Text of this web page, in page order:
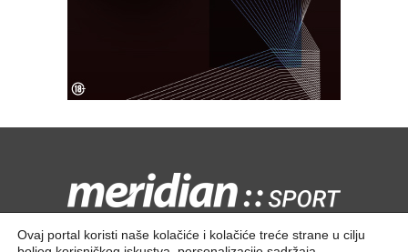
Kontaktirajte nas:redakcija@meridiansport.rs
Ovaj portal koristi naše kolačiće i kolačiće treće strane u cilju